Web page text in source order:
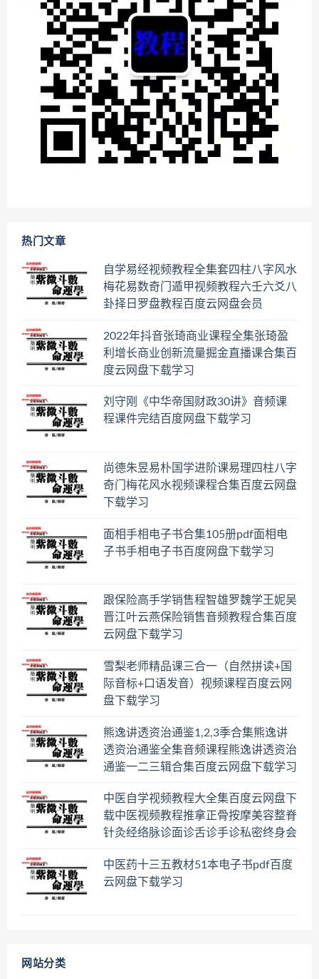
热门文章
自学易经视频教程全集套四柱八字风水
梅花易数奇门遁甲视频教程六壬六爻八
卦择日罗盘教程百度云网盘会员
2022年抖音张琦商业课程全集张琦盈
利增长商业创新流量掘金直播课合集百
度云网盘下载学习
刘守刚《中华帝国财政30讲》音频课
程课件完结百度网盘下载学习
尚德朱昱易朴国学进阶课易理四柱八字
奇门梅花风水视频课程合集百度云网盘
下载学习
面相手相电子书合集105册pdf面相电
子书手相电子书百度网盘下载学习
跟保险高手学销售程智雄罗魏学王妮吴
晋江叶云燕保险销售音频教程合集百度
云网盘下载学习
雪梨老师精品课三合一（自然拼读+国
际音标+口语发音）视频课程百度云网
盘下载学习
熊逸讲透资治通鉴1,2,3季合集熊逸讲
透资治通鉴全集音频课程熊逸讲透资治
通鉴一二三辑合集百度云网盘下载学习
中医自学视频教程大全集百度云网盘下
载中医视频教程推拿正骨按摩美容整脊
针灸经络脉诊面诊舌诊手诊私密终身会
中医药十三五教材51本电子书pdf百度
云网盘下载学习
网站分类